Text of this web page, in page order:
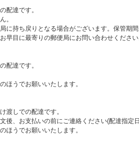
配達です。
。
に持ち戻りとなる場合がございます。保管期
早目に最寄りの郵便局にお問い合わせください
配達です。
ほうでお願いいたします。
渡しでの配達です。
後、お支払いの前にご連絡ください(配達指定
ほうでお願いいたします。